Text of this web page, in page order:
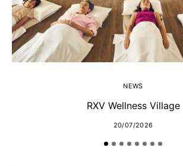
NEWS
RXV Wellness Village
20/07/2026